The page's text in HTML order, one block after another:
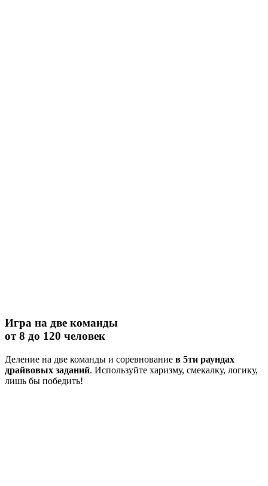
Игра на две команды
от 8 до 120 человек
Деление на две команды и соревнование в 5ти раундах
драйвовых заданий. Используйте харизму, смекалку, логику,
лишь бы победить!